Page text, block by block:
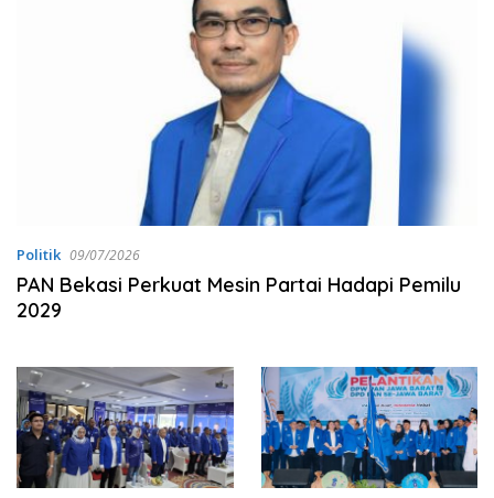
Politik 09/07/2026
PAN Bekasi Perkuat Mesin Partai Hadapi Pemilu
2029